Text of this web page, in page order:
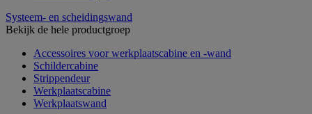
Systeem- en scheidingswand
Bekijk de hele productgroep
Accessoires voor werkplaatscabine en -wand
Schildercabine
Strippendeur
Werkplaatscabine
Werkplaatswand